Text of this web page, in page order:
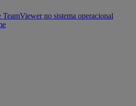
TeamViewer no sistema operacional